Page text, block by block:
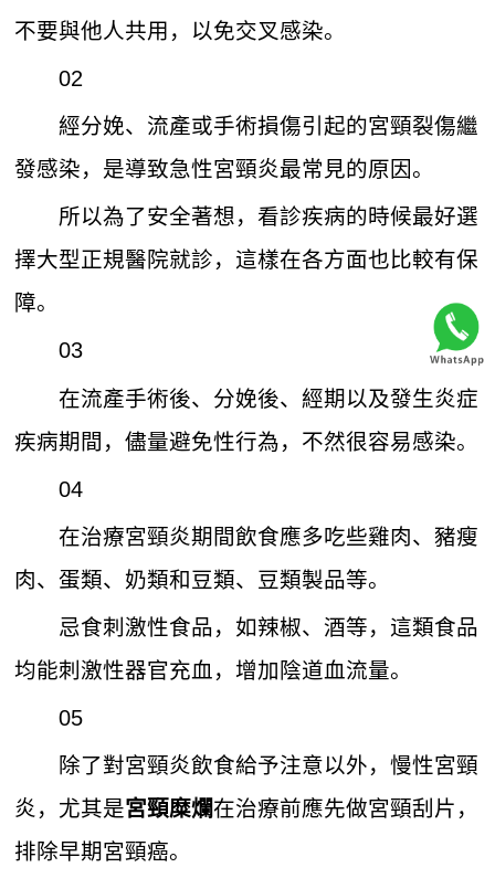
不要與他人共用，以免交叉感染。
02
經分娩、流產或手術損傷引起的宮頸裂傷繼
發感染，是導致急性宮頸炎最常見的原因。
所以為了安全著想，看診疾病的時候最好選
擇大型正規醫院就診，這樣在各方面也比較有保
障。
03
在流產手術後、分娩後、經期以及發生炎症
疾病期間，儘量避免性行為，不然很容易感染。
04
在治療宮頸炎期間飲食應多吃些雞肉、豬瘦
肉、蛋類、奶類和豆類、豆類製品等。
忌食刺激性食品，如辣椒、酒等，這類食品
均能刺激性器官充血，增加陰道血流量。
05
除了對宮頸炎飲食給予注意以外，慢性宮頸
炎，尤其是宮頸糜爛在治療前應先做宮頸刮片，
排除早期宮頸癌。